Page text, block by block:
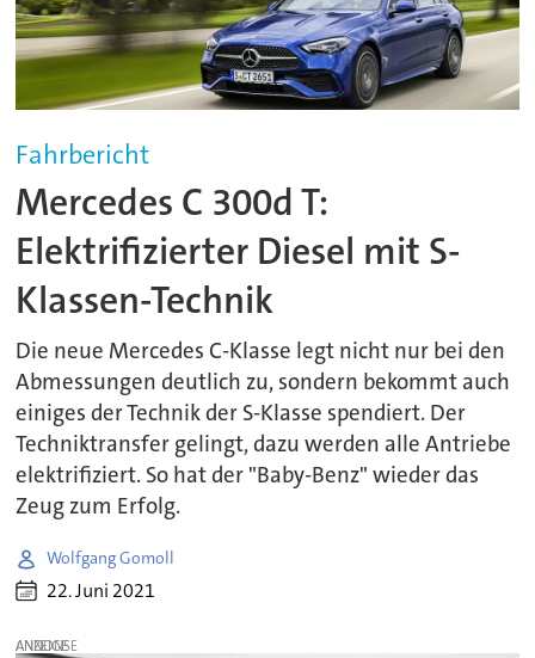
Fahrbericht
Mercedes C 300d T:
Elektrifizierter Diesel mit S-
Klassen-Technik
Die neue Mercedes C-Klasse legt nicht nur bei den
Abmessungen deutlich zu, sondern bekommt auch
einiges der Technik der S-Klasse spendiert. Der
Techniktransfer gelingt, dazu werden alle Antriebe
elektrifiziert. So hat der "Baby-Benz" wieder das
Zeug zum Erfolg.
Wolfgang Gomoll
22. Juni 2021
ANZEIGE